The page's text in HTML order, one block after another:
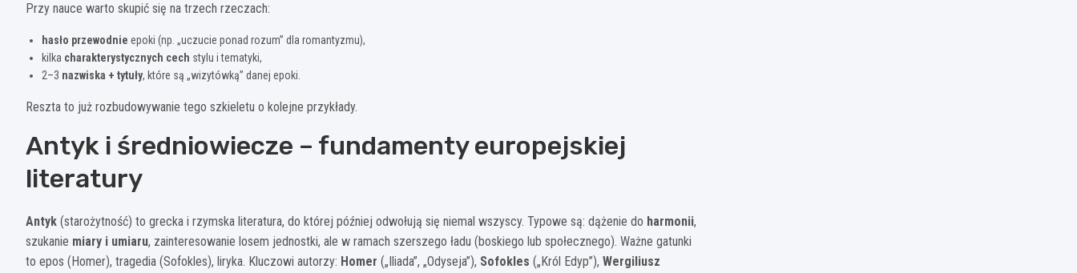
Przy nauce warto skupić się na trzech rzeczach:
hasło przewodnie epoki (np. „uczucie ponad rozum” dla romantyzmu),
kilka charakterystycznych cech stylu i tematyki,
2–3 nazwiska + tytuły, które są „wizytówką” danej epoki.
Reszta to już rozbudowywanie tego szkieletu o kolejne przykłady.
Antyk i średniowiecze – fundamenty europejskiej
literatury
Antyk (starożytność) to grecka i rzymska literatura, do której później odwołują się niemal wszyscy. Typowe są: dążenie do harmonii,
szukanie miary i umiaru, zainteresowanie losem jednostki, ale w ramach szerszego ładu (boskiego lub społecznego). Ważne gatunki
to epos (Homer), tragedia (Sofokles), liryka. Kluczowi autorzy: Homer („Iliada”, „Odyseja”), Sofokles („Król Edyp”), Wergiliusz